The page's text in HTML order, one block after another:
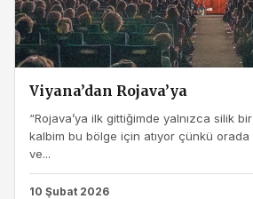
Viyana’dan Rojava’ya
“Rojava’ya ilk gittiğimde yalnızca silik
kalbim bu bölge için atıyor çünkü
ve...
10 Şubat 2026